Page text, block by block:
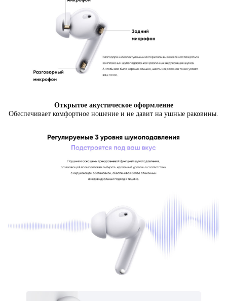
Открытое акустическое оформление
Обеспечивает комфортное ношение и не давит на ушные раковины.